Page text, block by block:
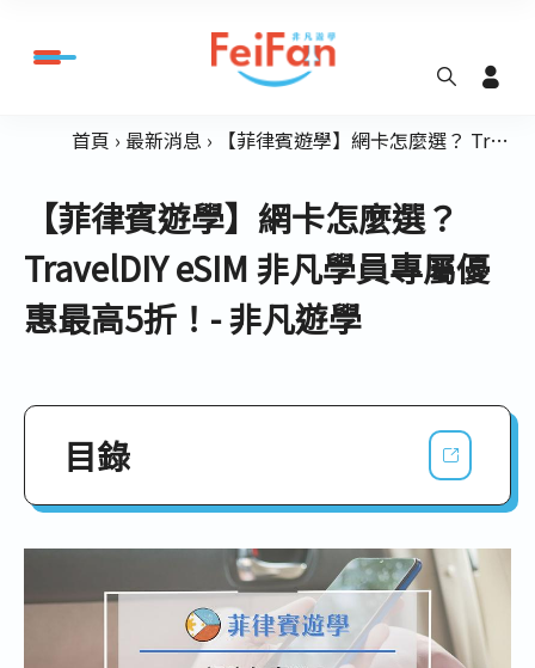
首頁 最新消息 【菲律賓遊學】網卡怎麼選？ TravelDIY eSIM 非凡學員專屬優惠最高5折！- 非凡遊學
【菲律賓遊學】網卡怎麼選？
TravelDIY eSIM 非凡學員專屬優
惠最高5折！- 非凡遊學
目錄
出國上網方式總整理｜實體SIM、漫遊、
eSIM誰最划算？
為什麼推薦 eSIM？
TravelDIY eSIM｜學生限定網路優惠最